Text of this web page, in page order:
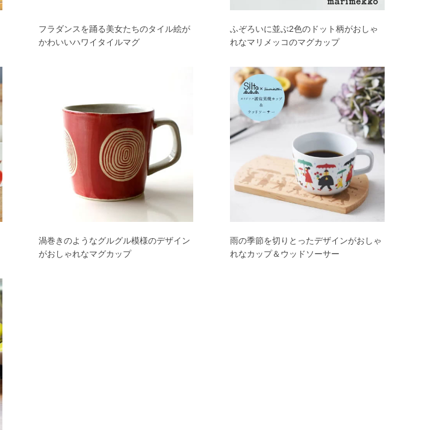
フラダンスを踊る美女たちのタイル絵が
かわいいハワイタイルマグ
ふぞろいに並ぶ2色のドット柄がおしゃ
れなマリメッコのマグカップ
渦巻きのようなグルグル模様のデザイン
がおしゃれなマグカップ
雨の季節を切りとったデザインがおしゃ
れなカップ＆ウッドソーサー